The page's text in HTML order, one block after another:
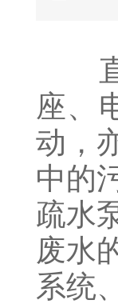
直
座、
动，
中的
疏水
废水
系统